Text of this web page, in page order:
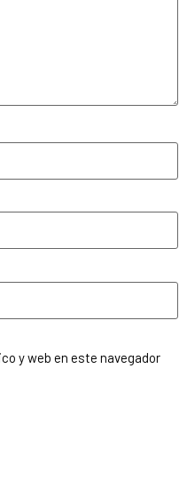
y web en este navegador